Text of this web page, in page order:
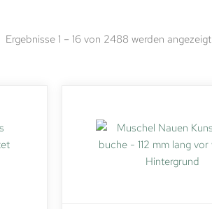
Ergebnisse 1 – 16 von 2488 werden angezeigt